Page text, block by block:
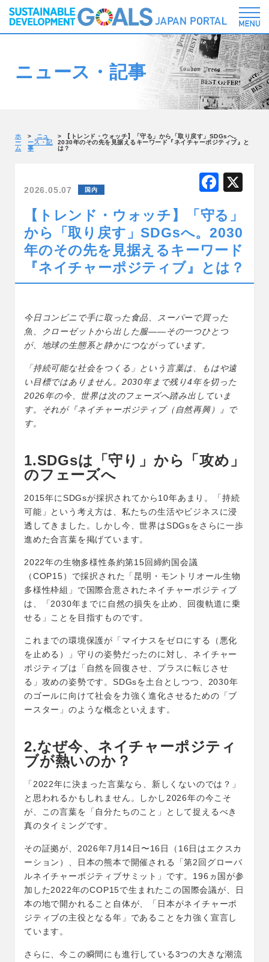
ニュース・記事
ホ
ー
ム
ニュ
ース・記
事
【トレンド・ウォッチ】「守る」から「取り戻す」SDGsへ。
2030年のその先を見据えるキーワード『ネイチャーポジティブ』と
は？
2026.05.07 国内
F
c
e
b
o
k
【トレンド・ウォッチ】「守る」
から「取り戻す」SDGsへ。2030
年のその先を見据えるキーワード
『ネイチャーポジティブ』とは？
今日コンビニで手に取った食品、スーパーで買った
魚、クローゼットから出した服——その一つひとつ
が、地球の生態系と静かにつながっています。
「持続可能な社会をつくる」という言葉は、もはや遠
い目標ではありません。2030年まで残り4年を切った
2026年の今、世界は次のフェーズへ踏み出していま
す。それが『ネイチャーポジティブ（自然再興）』で
す。
1.SDGsは「守り」から「攻め」
のフェーズへ
2015年にSDGsが採択されてから10年あまり。「持続
可能」という考え方は、私たちの生活やビジネスに浸
透してきました。しかし今、世界はSDGsをさらに一歩
進めた合言葉を掲げています。
2022年の生物多様性条約第15回締約国会議
（COP15）で採択された「昆明・モントリオール生物
多様性枠組」で国際合意されたネイチャーポジティブ
は、「2030年までに自然の損失を止め、回復軌道に乗
せる」ことを目指すものです。
これまでの環境保護が「マイナスをゼロにする（悪化
を止める）」守りの姿勢だったのに対し、ネイチャー
ポジティブは「自然を回復させ、プラスに転じさせ
る」攻めの姿勢です。SDGsを土台としつつ、2030年
のゴールに向けて社会を力強く進化させるための「ブ
ースター」のような概念といえます。
2.なぜ今、ネイチャーポジティ
ブが熱いのか？
「2022年に決まった言葉なら、新しくないのでは？」
と思われるかもしれません。しかし2026年の今こそ
が、この言葉を「自分たちのこと」として捉えるべき
真のタイミングです。
その証拠が、2026年7月14日〜16日（16日はエクスカ
ーション）、日本の熊本で開催される「第2回グローバ
ルネイチャーポジティブサミット」です。196ヵ国が参
加した2022年のCOP15で生まれたこの国際会議が、日
本の地で開かれること自体が、「日本がネイチャーポ
ジティブの主役となる年」であることを力強く宣言し
ています。
さらに、今この瞬間にも進行している3つの大きな潮流